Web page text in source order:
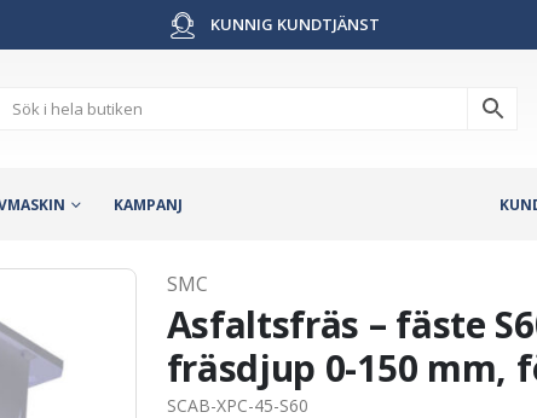
KUNNIG KUNDTJÄNST
KAMPANJ
SMC
Asfaltsfräs – fäste
fräsdjup 0-150 mm,
SCAB-XPC-45-S60